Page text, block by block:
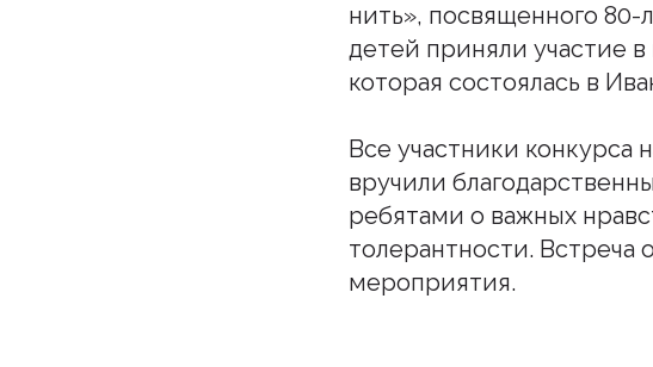
нить», посвященного
детей приняли участие
которая состоялась в
Все участники конкурса
вручили
ребятами о важных
толерантности. Встреча
мероприятия.